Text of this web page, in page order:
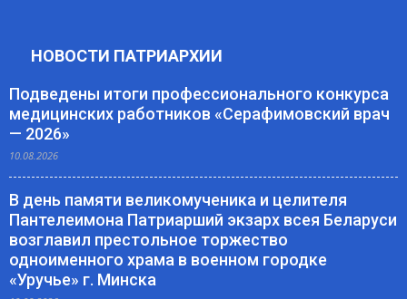
НОВОСТИ ПАТРИАРХИИ
Подведены итоги профессионального конкурса
медицинских работников «Серафимовский врач
— 2026»
10.08.2026
В день памяти великомученика и целителя
Пантелеимона Патриарший экзарх всея Беларуси
возглавил престольное торжество
одноименного храма в военном городке
«Уручье» г. Минска